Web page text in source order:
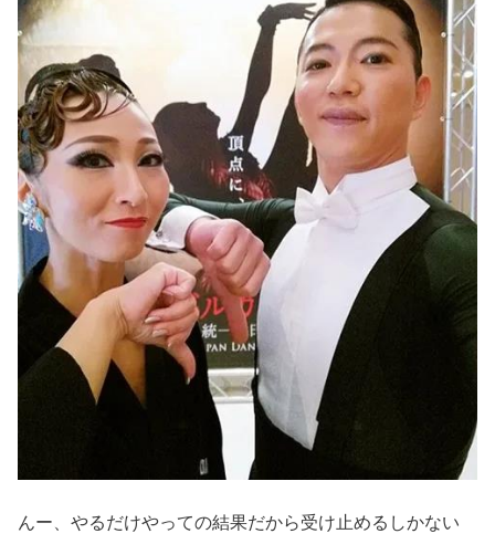
んー、やるだけやっての結果だから受け止めるしかない